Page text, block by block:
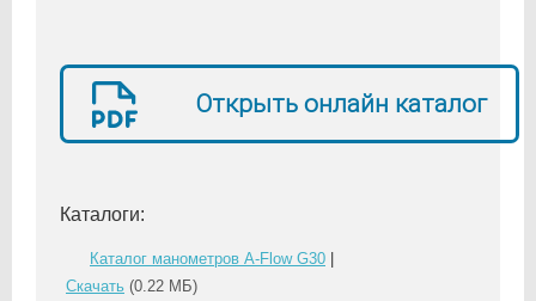
Открыть онлайн каталог
Каталоги:
Каталог манометров A-Flow G30
Скачать (0.22 МБ)